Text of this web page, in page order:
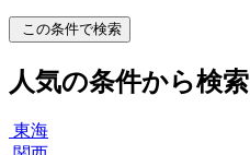
この条件で検索
人気の条件から検索
東海